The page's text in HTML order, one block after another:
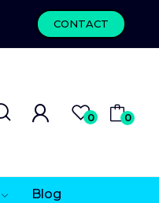
CONTACT
0 0
Blog